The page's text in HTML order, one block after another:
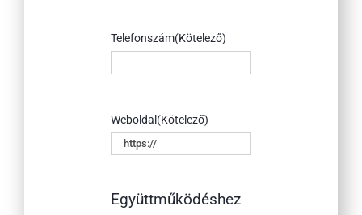
Telefonszám(Kötelező)
Weboldal(Kötelező)
Együttműködéshez